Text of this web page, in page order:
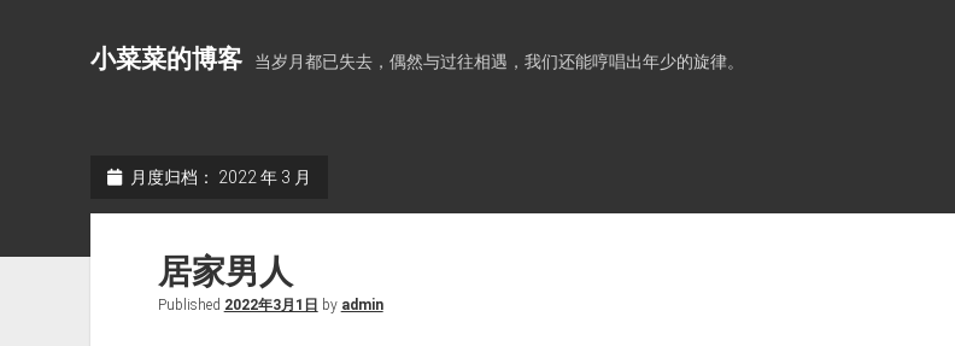
小菜菜的博客 当岁月都已失去，偶然与过往相遇，我们还能哼唱出年少的旋律。
月度归档： 2022 年 3 月
居家男人
Published 2022年3月1日 by admin